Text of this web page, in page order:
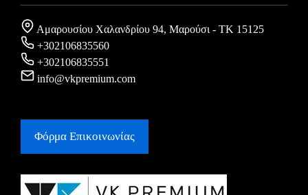
Αμαρουσίου Χαλανδρίου 94, Μαρούσι - ΤΚ 15125
+302106835560
+302106835551
info@vkpremium.com
Φόρμα Eπικοινωνίας